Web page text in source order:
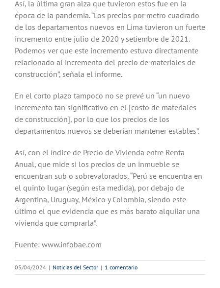
Así, la última gran alza que tuvieron estos fue en la
época de la pandemia. “Los precios por metro cuadrado
de los departamentos nuevos en Lima tuvieron un fuerte
incremento entre julio de 2020 y setiembre de 2021.
Podemos ver que este incremento estuvo directamente
relacionado al incremento del precio de materiales de
construcción”, señala el informe.
En el corto plazo tampoco no se prevé un “un nuevo
incremento tan significativo en el [costo de materiales
de construcción], por lo que los precios de los
departamentos nuevos se deberían mantener estables”.
Así, con el índice de Precio de Vivienda entre Renta
Anual, que mide si los precios de un inmueble se
encuentran sub o sobrevalorados, “Perú se encuentra en
el quinto lugar (según esta medida), por debajo de
Argentina, Uruguay, México y Colombia, siendo este
último el que evidencia que es más barato alquilar una
vivienda que comprarla”.
Fuente: www.infobae.com
05/04/2024 | Noticias del Sector | 1 comentario